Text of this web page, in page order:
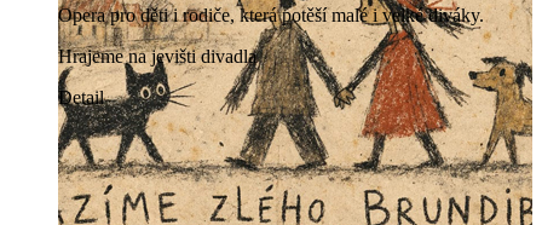
Opera pro děti i rodiče, která potěší malé i velké diváky.
Hrajeme na jevišti divadla
Detail